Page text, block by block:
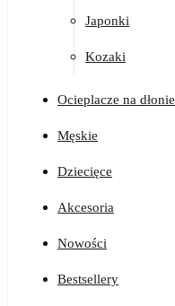
Japonki
Kozaki
Ocieplacze na dłonie
Męskie
Dziecięce
Akcesoria
Nowości
Bestsellery